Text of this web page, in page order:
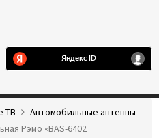
ТВ
Автомобильные антенны
Рэмо «BAS-6402